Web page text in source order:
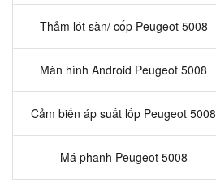
Thảm lót sàn/ cốp Peugeot 5008
Màn hình Android Peugeot 5008
Cảm biến áp suất lốp Peugeot 5008
Má phanh Peugeot 5008